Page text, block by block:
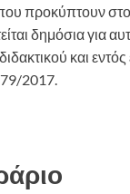
προκύπτουν
δημόσια για
και
2017.